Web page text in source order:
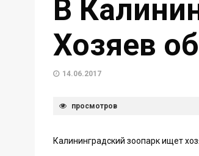
В
Хозяев
14.06.2017
просмотров
Калининградский зоопарк ищет